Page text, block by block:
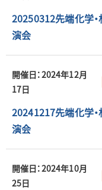
20250312先端化学
演会
開催日：2024年12月
17日
20241217先端化学
演会
開催日：2024年10月
25日